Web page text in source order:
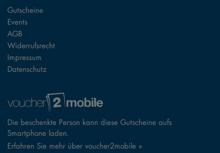
Gutscheine
Events
AGB
Widerrufsrecht
Impressum
Datenschutz
Die beschenkte Person kann diese Gutscheine aufs
Smartphone laden.
Erfahren Sie mehr über voucher2mobile »